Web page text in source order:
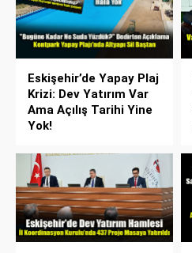
Eskişehir’de Yapay Plaj
Krizi: Dev Yatırım Var
Ama Açılış Tarihi Yine
Yok!